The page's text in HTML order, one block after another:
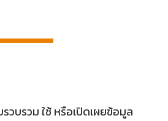
วบรวม ใช้ หรือเปิดเผยข้อมูล